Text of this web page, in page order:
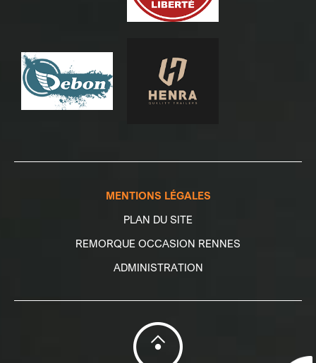
MENTIONS LÉGALES
PLAN DU SITE
REMORQUE OCCASION RENNES
ADMINISTRATION